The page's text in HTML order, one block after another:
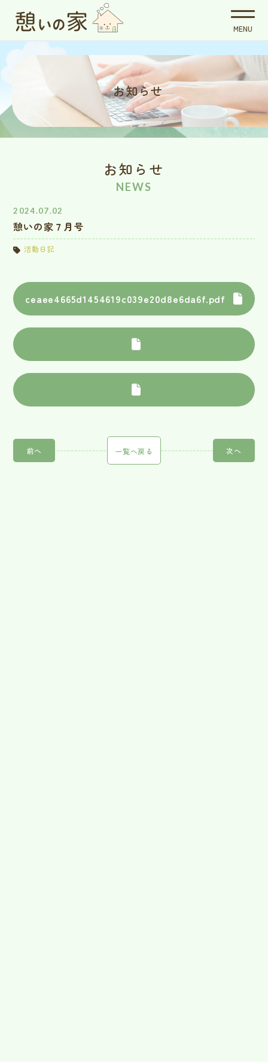
お知らせ
お知らせ
NEWS
2024.07.02
憩いの家７月号
活動日記
ceaee4665d1454619c039e20d8e6da6f.pdf
前へ 一覧へ戻る 次へ